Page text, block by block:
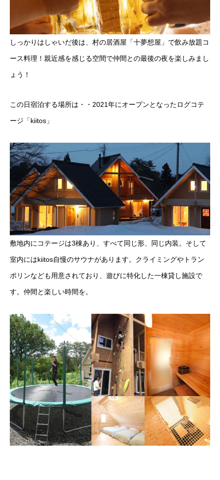
しっかりはしゃいだ後は、村の居酒屋「十夢想屋」で飲み放題コ
ース料理！親近感を感じる空間で仲間との最後の夜を楽しみまし
ょう！
この日宿泊する場所は・・2021年にオープンとなったログコテ
ージ「kiitos」
敷地内にコテージは3棟あり、すべて同じ形、同じ内装。そして
室内にはkiitos自慢のサウナがあります。クライミングやトラン
ポリンなども用意されており、遊びに特化した一棟貸し施設で
す。仲間と楽しい時間を。